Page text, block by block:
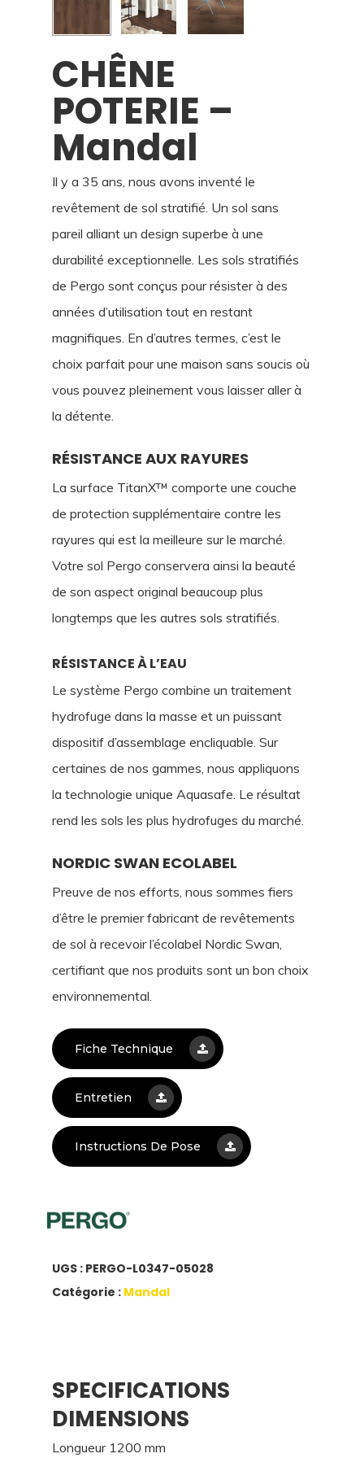
CHÊNE
POTERIE –
Mandal
Il y a 35 ans, nous avons inventé le
revêtement de sol stratifié. Un sol sans
pareil alliant un design superbe à une
durabilité exceptionnelle. Les sols stratifiés
de Pergo sont conçus pour résister à des
années d’utilisation tout en restant
magnifiques. En d’autres termes, c’est le
choix parfait pour une maison sans soucis où
vous pouvez pleinement vous laisser aller à
la détente.
RÉSISTANCE AUX RAYURES
La surface TitanX™ comporte une couche
de protection supplémentaire contre les
rayures qui est la meilleure sur le marché.
Votre sol Pergo conservera ainsi la beauté
de son aspect original beaucoup plus
longtemps que les autres sols stratifiés.
RÉSISTANCE À L’EAU
Le système Pergo combine un traitement
hydrofuge dans la masse et un puissant
dispositif d’assemblage encliquable. Sur
certaines de nos gammes, nous appliquons
la technologie unique Aquasafe. Le résultat
rend les sols les plus hydrofuges du marché.
NORDIC SWAN ECOLABEL
Preuve de nos efforts, nous sommes fiers
d’être le premier fabricant de revêtements
de sol à recevoir l’écolabel Nordic Swan,
certifiant que nos produits sont un bon choix
environnemental.
Fiche Technique
Entretien
Instructions De Pose
UGS : PERGO-L0347-05028
Catégorie : Mandal
SPECIFICATIONS
DIMENSIONS
Longueur 1200 mm